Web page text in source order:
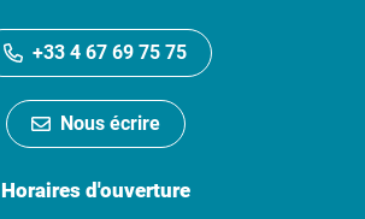
+33 4 67 69 75 75
Nous écrire
Horaires d'ouverture